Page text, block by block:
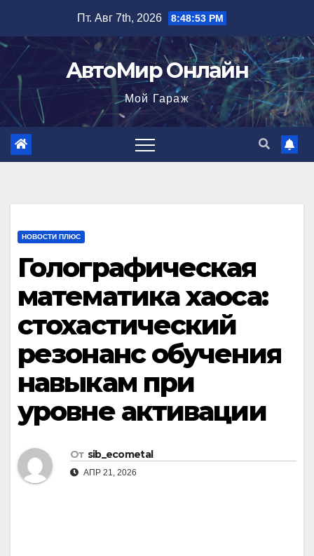
содержимому
Пт. Авг 7th, 2026 8:48:54 PM
АвтоМир Онлайн
Мой Гараж
НОВОСТИ ПЛЮС
Голографическая
математика хаоса:
стохастический
резонанс обучения
навыкам при
уровне активации
От sib_ecometal
АПР 21, 2026